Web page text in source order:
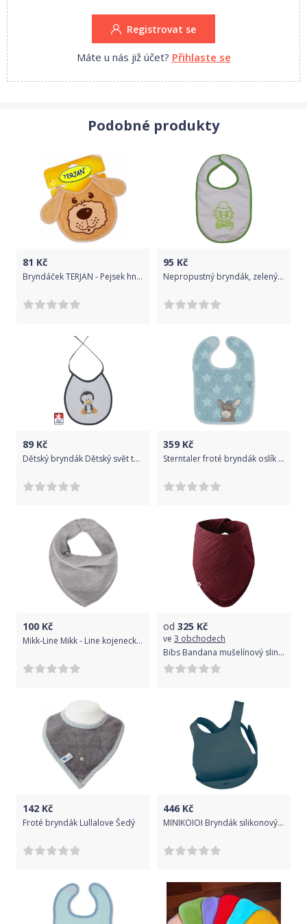
Registrovat se
Máte u nás již účet? Přihlaste se
Podobné produkty
81 Kč
Bryndáček TERJAN - Pejsek hnědý
95 Kč
Nepropustný bryndák, zelený Klaun, Dětský svět
89 Kč
Dětský bryndák Dětský svět tučňák
359 Kč
Sterntaler froté bryndák oslík Emmi hvězdičky 7032000
100 Kč
Mikk-Line Mikk - Line kojenecký bryndák 9942A Light Grey Melange
od 325 Kč
ve 3 obchodech
Bibs Bandana mušelínový slintáček z BIO bavlny - Elderberry
142 Kč
Froté bryndák Lullalove Šedý
446 Kč
MINIKOIOI Bryndák silikonový s kapsou - Deep Blue